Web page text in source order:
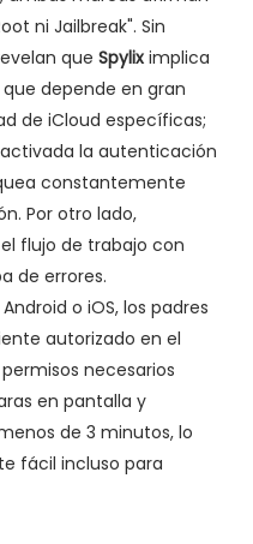
ni Jailbreak". Sin
que Spylix implica
depende en gran
de iCloud específicas;
la autenticación
constantemente
Por otro lado,
flujo de trabajo con
de errores.
o iOS, los padres
autorizado en el
necesarios
en pantalla y
de 3 minutos, lo
fácil incluso para